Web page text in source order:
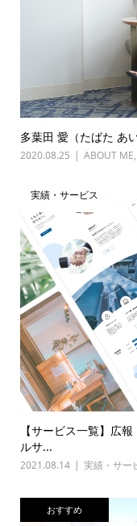
多葉田 愛（たばた あ
2020.08.25 ABOUT ME,
実績・サービス
【サービス一覧】広
ルサ...
2021.08.14 実績・サー
おすすめ